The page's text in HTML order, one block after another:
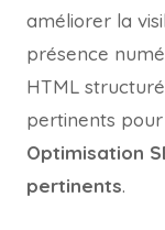
améliorer la
présence
HTML
pertinents pour
Optimisation
pertinents.